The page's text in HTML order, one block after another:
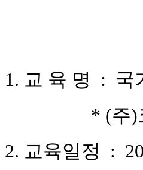
1. 교 육 명 : 국
* (주)
2. 교육일정 :